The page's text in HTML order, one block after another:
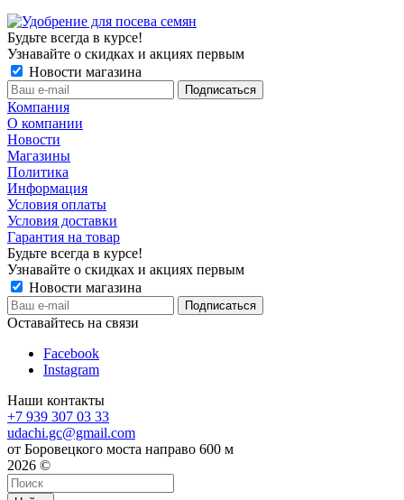
Будьте всегда в курсе!
Узнавайте о скидках и акциях первым
Новости магазина
Компания
О компании
Новости
Магазины
Политика
Информация
Условия оплаты
Условия доставки
Гарантия на товар
Будьте всегда в курсе!
Узнавайте о скидках и акциях первым
Новости магазина
Оставайтесь на связи
Facebook
Instagram
Наши контакты
+7 939 307 03 33
udachi.gc@gmail.com
от Боровецкого моста направо 600 м
2026 ©